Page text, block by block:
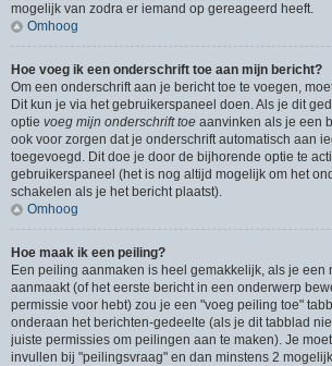
mogelijk van zodra er iemand op gereageerd heeft.
Omhoog
Hoe voeg ik een onderschrift toe aan mijn bericht?
Om een onderschrift aan je bericht toe te voegen,
Dit kun je via het gebruikerspaneel doen. Als je dit
optie voeg mijn onderschrift toe aanvinken als je een
ook voor zorgen dat je onderschrift automatisch aan
toegevoegd. Dit doe je door de bijhorende optie te
gebruikerspaneel (het is nog altijd mogelijk om het
schakelen als je het bericht plaatst).
Omhoog
Hoe maak ik een peiling?
Een peiling aanmaken is heel gemakkelijk, als je een
aanmaakt (of het eerste bericht in een onderwerp
permissie voor hebt) zou je een "voeg peiling toe"
onderaan het berichten-gedeelte (als je dit tabblad
juiste permissies om peilingen aan te maken). Je
invullen bij "peilingsvraag" en dan minstens 2